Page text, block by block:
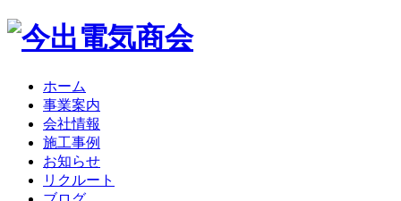
ホーム
事業案内
会社情報
施工事例
お知らせ
リクルート